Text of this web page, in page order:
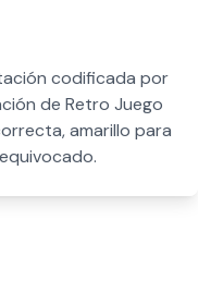
codificada por
de Retro Juego
amarillo para